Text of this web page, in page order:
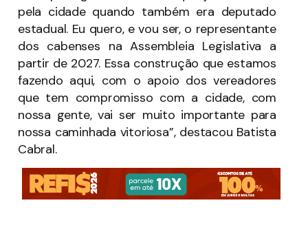
pela cidade quando também era deputado
estadual. Eu quero, e vou ser, o representante
dos cabenses na Assembleia Legislativa a
partir de 2027. Essa construção que estamos
fazendo aqui, com o apoio dos vereadores
que tem compromisso com a cidade, com
nossa gente, vai ser muito importante para
nossa caminhada vitoriosa”, destacou Batista
Cabral.